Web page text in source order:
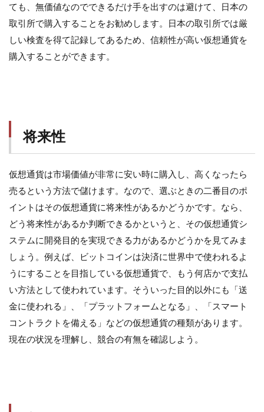
ても、無価値なのでできるだけ手を出すのは避けて、日本の
取引所で購入することをお勧めします。日本の取引所では厳
しい検査を得て記録してあるため、信頼性が高い仮想通貨を
購入することができます。
将来性
仮想通貨は市場価値が非常に安い時に購入し、高くなったら
売るという方法で儲けます。なので、選ぶときの二番目のポ
イントはその仮想通貨に将来性があるかどうかです。なら、
どう将来性があるか判断できるかというと、その仮想通貨シ
ステムに開発目的を実現できる力があるかどうかを見てみま
しょう。例えば、ビットコインは決済に世界中で使われるよ
うにすることを目指している仮想通貨で、もう何店かで支払
い方法として使われています。そういった目的以外にも「送
金に使われる」、「プラットフォームとなる」、「スマート
コントラクトを備える」などの仮想通貨の種類があります。
現在の状況を理解し、競合の有無を確認しよう。